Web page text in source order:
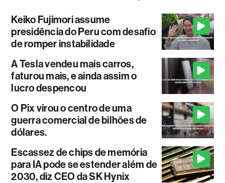
Keiko Fujimori assume
presidência do Peru com desafio
de romper instabilidade
A Tesla vendeu mais carros,
faturou mais, e ainda assim o
lucro despencou
O Pix virou o centro de uma
guerra comercial de bilhões de
dólares.
Escassez de chips de memória
para IA pode se estender além de
2030, diz CEO da SK Hynix